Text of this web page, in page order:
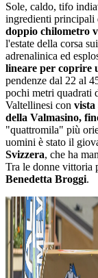
Sole, caldo, tifo
ingredienti principali
doppio chilometro
l'estate della corsa
adrenalinica ed
lineare per coprire
pendenze dal 22 al
pochi metri quadrati
Valtellinesi con vista
della Valmasino,
"quattromila" più
uomini è stato il
Svizzera, che ha
Tra le donne vittoria
Benedetta Broggi.